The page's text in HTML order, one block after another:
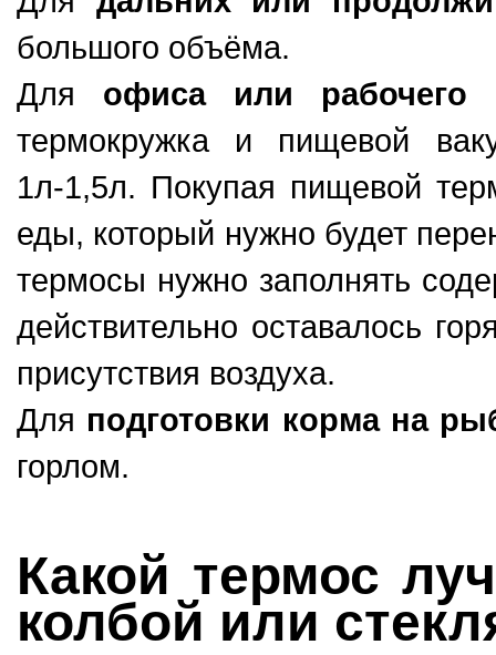
большого объёма.
Для офиса или рабочего
термокружка и пищевой
1л-1,5л. Покупая пищевой
еды, который нужно будет
термосы нужно заполнять
действительно оставалось
присутствия воздуха.
Для подготовки корма на
горлом.
Какой термос
колбой или